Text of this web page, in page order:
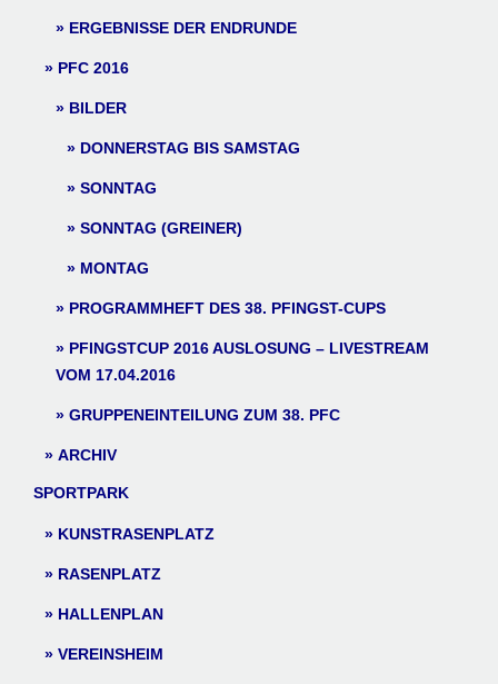
ERGEBNISSE DER ENDRUNDE
PFC 2016
BILDER
DONNERSTAG BIS SAMSTAG
SONNTAG
SONNTAG (GREINER)
MONTAG
PROGRAMMHEFT DES 38. PFINGST-CUPS
PFINGSTCUP 2016 AUSLOSUNG – LIVESTREAM
VOM 17.04.2016
GRUPPENEINTEILUNG ZUM 38. PFC
ARCHIV
SPORTPARK
KUNSTRASENPLATZ
RASENPLATZ
HALLENPLAN
VEREINSHEIM